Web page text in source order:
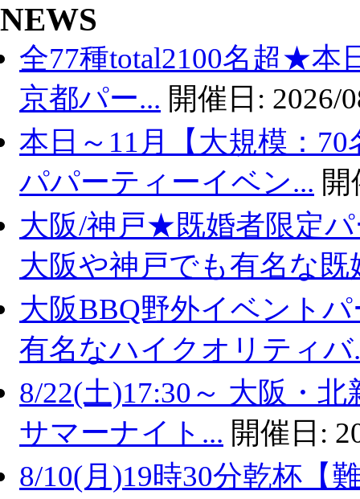
NEWS
全77種total2100名超★本
京都パー... 開催日: 2026/
本日～11月【大規模：
パパーティーイベン...
大阪/神戸★既婚者限定
大阪や神戸でも有名な既
大阪BBQ野外イベント
有名なハイクオリティバ
8/22(土)17:30～ 大阪・
サマーナイト... 開催日:
8/10(月)19時30分乾杯【